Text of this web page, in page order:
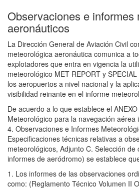
Observaciones e informes
aeronáuticos
La Dirección General de Aviación Civil
meteorológica aeronáutica comunica a
explotadores que entra en vigencia la
meteorológico MET REPORT y
los aeropuertos a nivel nacional y la
visibilidad reinante en el informe
De acuerdo a lo que establece el ANEXO
Meteorológico para la navegación aérea
4. Observaciones e Informes
Especificaciones técnicas relativas a
meteorológicos, Adjunto C. Selección
informes de aeródromo) se establece
1. Los informes de las observaciones
como: (Reglamento Técnico Volumen II